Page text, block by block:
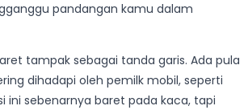
pandangan kamu dalam
tampak sebagai tanda garis. Ada pula
dihadapi oleh pemilk mobil, seperti
ini sebenarnya baret pada kaca, tapi